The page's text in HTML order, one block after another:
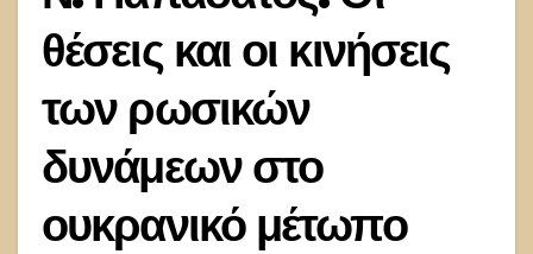
θέσεις και οι κινήσεις
των ρωσικών
δυνάμεων στο
ουκρανικό μέτωπο